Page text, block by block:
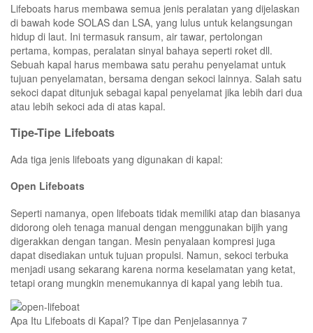
Lifeboats harus membawa semua jenis peralatan yang dijelaskan
di bawah kode SOLAS dan LSA, yang lulus untuk kelangsungan
hidup di laut. Ini termasuk ransum, air tawar, pertolongan
pertama, kompas, peralatan sinyal bahaya seperti roket dll.
Sebuah kapal harus membawa satu perahu penyelamat untuk
tujuan penyelamatan, bersama dengan sekoci lainnya. Salah satu
sekoci dapat ditunjuk sebagai kapal penyelamat jika lebih dari dua
atau lebih sekoci ada di atas kapal.
Tipe-Tipe Lifeboats
Ada tiga jenis lifeboats yang digunakan di kapal:
Open Lifeboats
Seperti namanya, open lifeboats tidak memiliki atap dan biasanya
didorong oleh tenaga manual dengan menggunakan bijih yang
digerakkan dengan tangan. Mesin penyalaan kompresi juga
dapat disediakan untuk tujuan propulsi. Namun, sekoci terbuka
menjadi usang sekarang karena norma keselamatan yang ketat,
tetapi orang mungkin menemukannya di kapal yang lebih tua.
Apa Itu Lifeboats di Kapal? Tipe dan Penjelasannya 7